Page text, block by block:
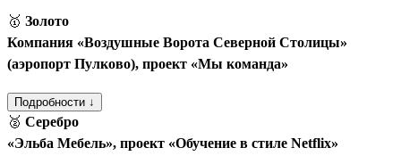
🥇 Золото
Компания «Воздушные Ворота Северной Столицы»
(аэропорт Пулково), проект «Мы команда»
Подробности ↓
🥈 Серебро
«Эльба Мебель», проект «Обучение в стиле Netflix»